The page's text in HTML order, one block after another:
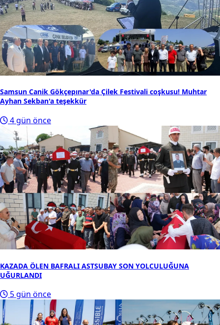
Samsun Canik Gökçepınar'da Çilek Festivali coşkusu! Muhtar
Ayhan Sekban'a teşekkür
4 gün önce
KAZADA ÖLEN BAFRALI ASTSUBAY SON YOLCULUĞUNA
UĞURLANDI
5 gün önce